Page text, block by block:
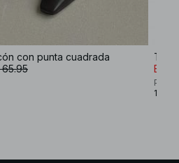
con punta cuadrada
65.95
EUR
1